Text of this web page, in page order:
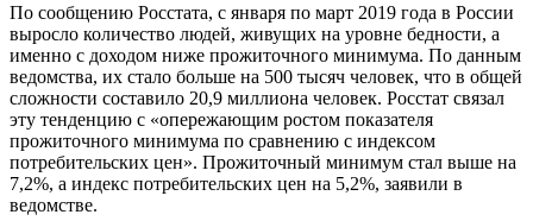
По сообщению Росстата, с января по март 2019 года в России
выросло количество людей, живущих на уровне бедности, а
именно с доходом ниже прожиточного минимума. По данным
ведомства, их стало больше на 500 тысяч человек, что в общей
сложности составило 20,9 миллиона человек. Росстат связал
эту тенденцию с «опережающим ростом показателя
прожиточного минимума по сравнению с индексом
потребительских цен». Прожиточный минимум стал выше на
7,2%, а индекс потребительских цен на 5,2%, заявили в
ведомстве.